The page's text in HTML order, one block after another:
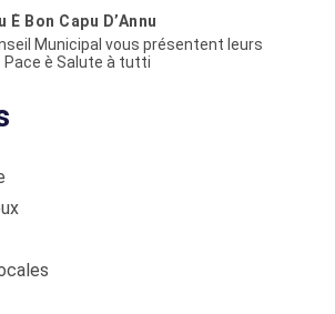
È Bon Capu D’Annu
Municipal vous présentent leurs
è Salute à tutti